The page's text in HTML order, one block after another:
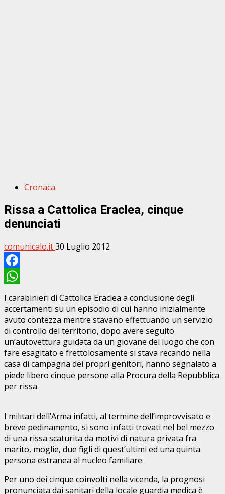
Cronaca
Rissa a Cattolica Eraclea, cinque
denunciati
comunicalo.it30 Luglio 2012
Facebook
WhatsApp
I carabinieri di Cattolica Eraclea a conclusione degli
accertamenti su un episodio di cui hanno inizialmente
avuto contezza mentre stavano effettuando un servizio
di controllo del territorio, dopo avere seguito
un’autovettura guidata da un giovane del luogo che con
fare esagitato e frettolosamente si stava recando nella
casa di campagna dei propri genitori, hanno segnalato a
piede libero cinque persone alla Procura della Repubblica
per rissa.
I militari dell’Arma infatti, al termine dell’improvvisato e
breve pedinamento, si sono infatti trovati nel bel mezzo
di una rissa scaturita da motivi di natura privata fra
marito, moglie, due figli di quest’ultimi ed una quinta
persona estranea al nucleo familiare.
Per uno dei cinque coinvolti nella vicenda, la prognosi
pronunciata dai sanitari della locale guardia medica è